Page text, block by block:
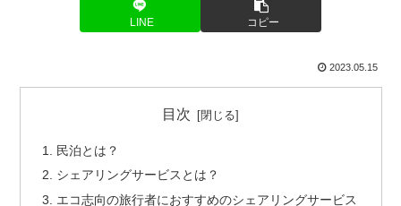
LINE コピー
2023.05.15
目次
民泊とは？
シェアリングサービスとは？
エコ志向の旅行者におすすめのシェアリングサービス